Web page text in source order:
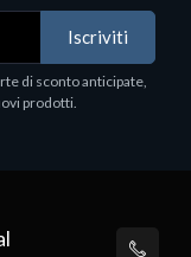
- M.2
integrato -
Iscriviti
di sconto anticipate,
prodotti.